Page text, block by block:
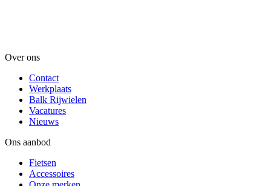
Over ons
Contact
Werkplaats
Balk Rijwielen
Vacatures
Nieuws
Ons aanbod
Fietsen
Accessoires